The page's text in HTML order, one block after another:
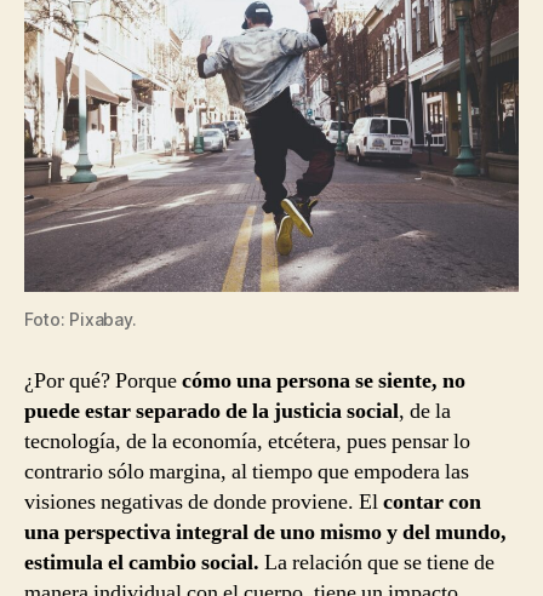
Foto: Pixabay.
¿Por qué? Porquecómo una persona se siente, no
puede estar separado de la justicia social, de la
tecnología, de la economía, etcétera, pues pensar lo
contrario sólo margina, al tiempo que empodera las
visiones negativas de donde proviene. Elcontar con
una perspectiva integral de uno mismo y del mundo,
estimula el cambio social. La relación que se tiene de